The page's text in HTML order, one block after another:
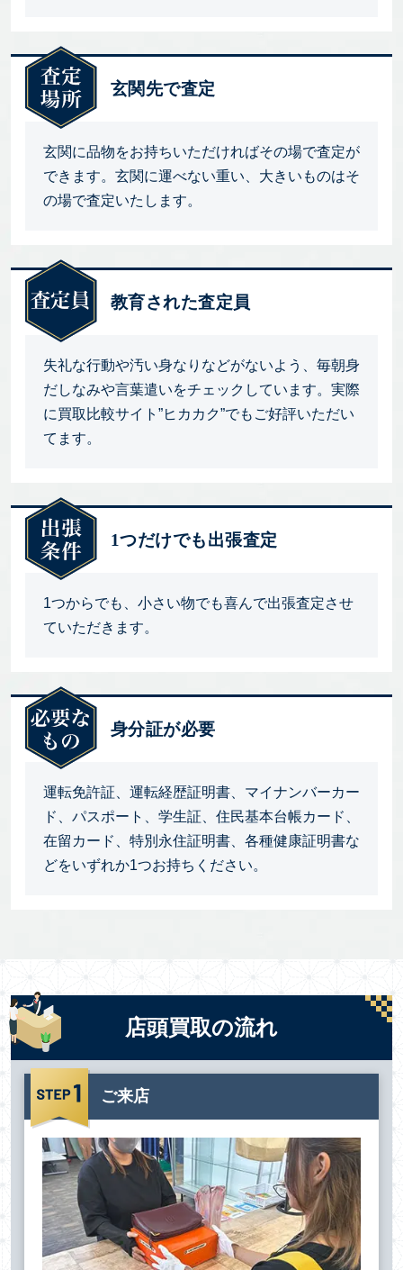
玄関先で査定
玄関に品物をお持ちいただければその場で査定が
できます。玄関に運べない重い、大きいものはそ
の場で査定いたします。
教育された査定員
失礼な行動や汚い身なりなどがないよう、毎朝身
だしなみや言葉遣いをチェックしています。実際
に買取比較サイト”ヒカカク”でもご好評いただい
てます。
1つだけでも出張査定
1つからでも、小さい物でも喜んで出張査定させ
ていただきます。
身分証が必要
運転免許証、運転経歴証明書、マイナンバーカー
ド、パスポート、学生証、住民基本台帳カード、
在留カード、特別永住証明書、各種健康証明書な
どをいずれか1つお持ちください。
店頭買取の流れ
ご来店